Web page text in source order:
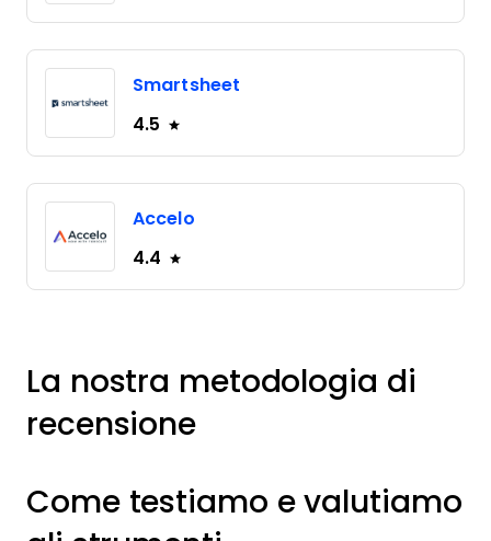
Smartsheet
4.5
Accelo
4.4
La nostra metodologia di
recensione
Come testiamo e valutiamo